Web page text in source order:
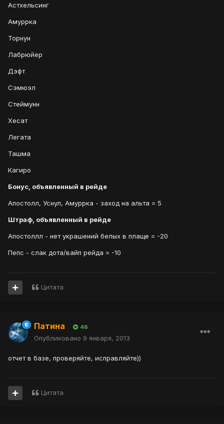
Астхельсинг
Амуррка
Торнун
Лабрюйер
Дэфт
Сэмюэл
Стеймунн
Хесат
Легата
Ташма
Кагиро
Бонус, объявленный в рейде
Апостолл, Уснул, Амуррка - заход на альта = 5
Штраф, объявленный в рейде
Апостоллл - нет украшений белых в плаще = -20
Пепс - слак дота/вайп рейда = -10
Цитата
Патина 46
Опубликовано 9 января, 2013
отчет в базе, проверяйте, исправляйте))
Цитата